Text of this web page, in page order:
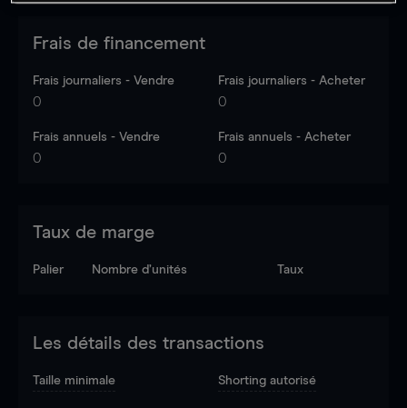
Frais de financement
Frais journaliers - Vendre
0
Frais journaliers - Acheter
0
Frais annuels - Vendre
0
Frais annuels - Acheter
0
Taux de marge
Palier Nombre d’unités Taux
Les détails des transactions
Taille minimale Shorting autorisé